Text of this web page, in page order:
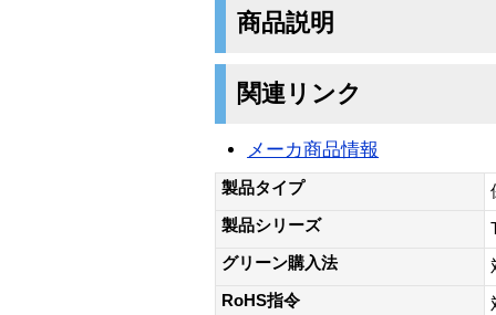
商品説明
関連リンク
メーカ商品情報
製品タイプ
製品シリーズ
グリーン購入法
RoHS指令